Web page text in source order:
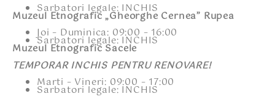
Sarbatori legale: INCHIS
Muzeul Etnografic „Gheorghe Cernea” Rupea
Joi – Duminica: 09:00 – 16:00
Sarbatori legale: INCHIS
Muzeul Etnografic Sacele
TEMPORAR INCHIS PENTRU RENOVARE!
Marti – Vineri: 09:00 – 17:00
Sarbatori legale: INCHIS